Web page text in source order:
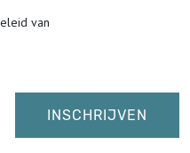
van